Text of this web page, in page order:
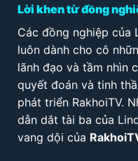
Lời khen từ đồng
Các đồng nghiệp của
luôn dành cho cô
lãnh đạo và tầm nhìn
quyết đoán và tinh
phát triển RakhoiTV.
dẫn dắt tài ba của
vang dội của